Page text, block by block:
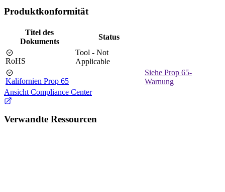
Produktkonformität
Titel des
Dokuments
Status
RoHS
Tool - Not
Applicable
Kalifornien Prop 65
Siehe Prop 65-
Warnung
Ansicht Compliance Center
Verwandte Ressourcen